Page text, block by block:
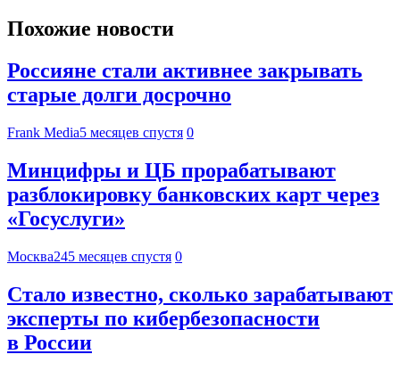
Похожие новости
Россияне стали активнее закрывать
старые долги досрочно
Frank Media5 месяцев спустя 0
Минцифры и ЦБ прорабатывают
разблокировку банковских карт через
«Госуслуги»
Москва245 месяцев спустя 0
Стало известно, сколько зарабатывают
эксперты по кибербезопасности
в России